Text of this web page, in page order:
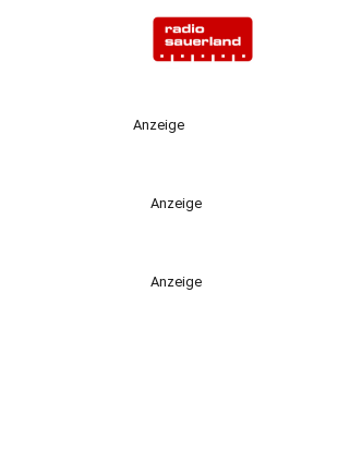
Anzeige
Anzeige
Anzeige